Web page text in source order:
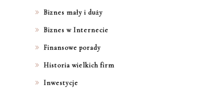
Biznes mały i duży
Biznes w Internecie
Finansowe porady
Historia wielkich firm
Inwestycje